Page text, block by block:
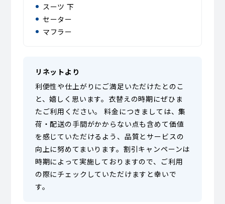
スーツ 下
セーター
マフラー
リネットより
利便性や仕上がりにご満足いただけたとのこ
と、嬉しく思います。衣替えの時期にぜひま
たご利用ください。 料金につきましては、集
荷・配送の手間がかからない点も含めて価値
を感じていただけるよう、品質とサービスの
向上に努めてまいります。割引キャンペーンは
時期によって実施しておりますので、ご利用
の際にチェックしていただけますと幸いで
す。